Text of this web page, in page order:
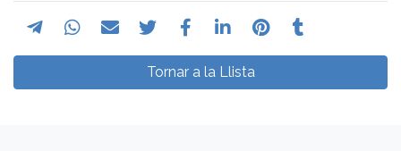
Tornar a la Llista